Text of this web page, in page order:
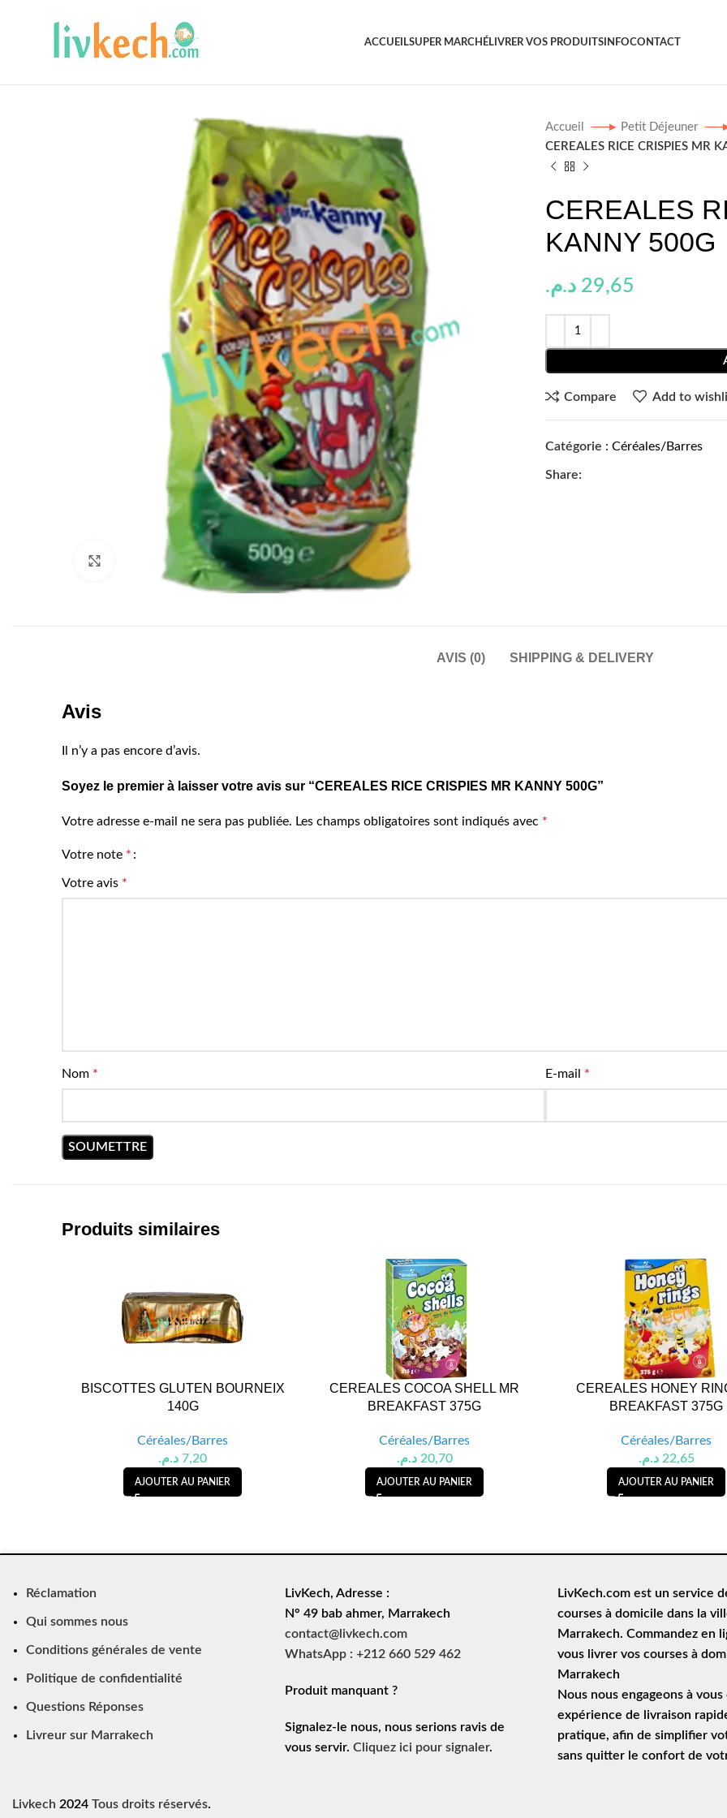
ACCUEILSUPER MARCHÉ LIVRER VOS PRODUITS INFOCONTACT
Accueil
Petit Déjeuner
CEREALES RICE CRISPIES MR
CEREALES
KANNY 500G
29,65 د.م.
Compare Add to
Catégorie : Céréales/Barres
Share:
AVIS (0) SHIPPING & DELIVERY
Avis
Il n’y a pas encore d’avis.
Soyez le premier à laisser votre avis sur “CEREALES RICE CRISPIES MR KANNY 500G”
Votre adresse e-mail ne sera pas publiée. Les champs obligatoires sont indiqués avec *
Votre note *
Votre avis *
Nom * E-mail *
Produits similaires
BISCOTTES GLUTEN BOURNEIX
140G
Céréales/Barres
7,20 د.م.
AJOUTER AU PANIER
CEREALES COCOA SHELL MR
BREAKFAST 375G
Céréales/Barres
20,70 د.م.
AJOUTER AU PANIER
CEREALES HONEY
BREAKFAST 375G
Céréales/Barres
22,65 د.م.
AJOUTER AU PANIER
Réclamation
Qui sommes nous
Conditions générales de vente
Politique de confidentialité
Questions Réponses
Livreur sur Marrakech
LivKech, Adresse :
N° 49 bab ahmer, Marrakech
contact@livkech.com
WhatsApp : +212 660 529 462
Produit manquant ?
Signalez-le nous, nous serions ravis de
vous servir. Cliquez ici pour signaler.
LivKech.com est un service
courses à domicile dans la
Marrakech. Commandez en
vous livrer vos courses à
Marrakech
Nous nous engageons à
expérience de
livraison
pratique, afin de simplifier
sans quitter le confort de
Livkech 2024Tous droits réservés.